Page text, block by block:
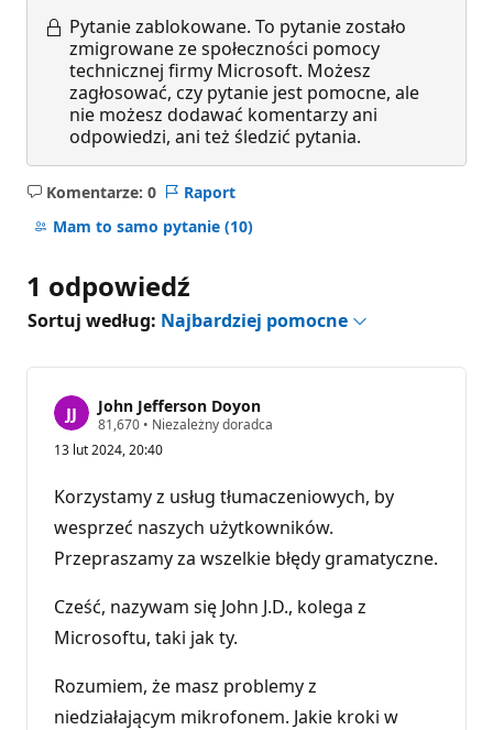
Pytanie zablokowane. To pytanie zostało
zmigrowane ze społeczności pomocy
technicznej firmy Microsoft. Możesz
zagłosować, czy pytanie jest pomocne, ale
nie możesz dodawać komentarzy ani
odpowiedzi, ani też śledzić pytania.
Komentarze: 0
Brak
komentarzy
Raport
Mam to samo pytanie (10)
1 odpowiedź
Sortuj według: Najbardziej pomocne
John Jefferson Doyon
81,670 P
n
t
y
r
e
p
a
c
j
• Niezależny doradca
13 lut 2024, 20:40
Korzystamy z usług tłumaczeniowych, by
wesprzeć naszych użytkowników.
Przepraszamy za wszelkie błędy gramatyczne.
Cześć, nazywam się John J.D., kolega z
Microsoftu, taki jak ty.
Rozumiem, że masz problemy z
niedziałającym mikrofonem. Jakie kroki w